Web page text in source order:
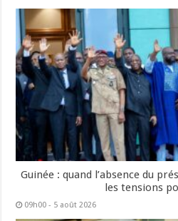
Guinée : quand l’absence du
les tensions
09h00 - 5 août 2026